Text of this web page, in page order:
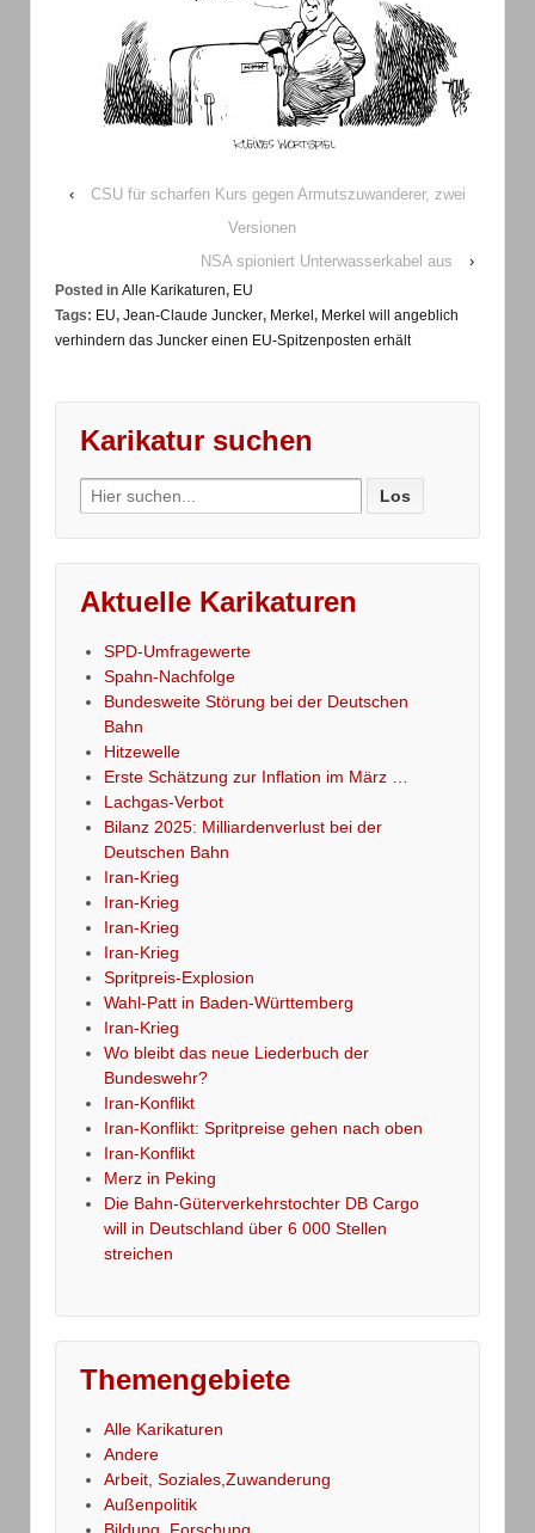
‹
CSU für scharfen Kurs gegen Armutszuwanderer, zwei
Versionen
NSA spioniert Unterwasserkabel aus
›
Posted in Alle Karikaturen, EU
Tags: EU, Jean-Claude Juncker, Merkel, Merkel will angeblich
verhindern das Juncker einen EU-Spitzenposten erhält
Karikatur suchen
Search
for:
Aktuelle Karikaturen
SPD-Umfragewerte
Spahn-Nachfolge
Bundesweite Störung bei der Deutschen
Bahn
Hitzewelle
Erste Schätzung zur Inflation im März …
Lachgas-Verbot
Bilanz 2025: Milliardenverlust bei der
Deutschen Bahn
Iran-Krieg
Iran-Krieg
Iran-Krieg
Iran-Krieg
Spritpreis-Explosion
Wahl-Patt in Baden-Württemberg
Iran-Krieg
Wo bleibt das neue Liederbuch der
Bundeswehr?
Iran-Konflikt
Iran-Konflikt: Spritpreise gehen nach oben
Iran-Konflikt
Merz in Peking
Die Bahn-Güterverkehrstochter DB Cargo
will in Deutschland über 6 000 Stellen
streichen
Themengebiete
Alle Karikaturen
Andere
Arbeit, Soziales,Zuwanderung
Außenpolitik
Bildung, Forschung